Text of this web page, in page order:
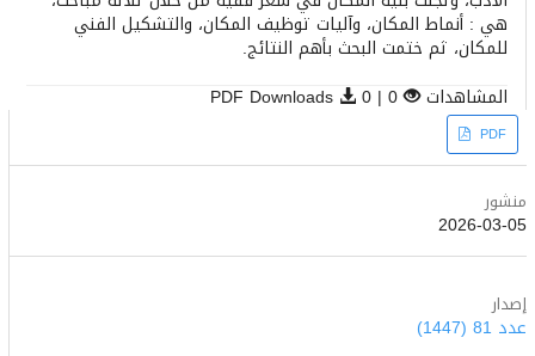
هي : أنماط المكان، وآليات توظيف المكان، والتشكيل الفني
للمكان، ثم ختمت البحث بأهم النتائج.
المشاهدات 0 | PDF Downloads
0 Article
Sidebar
PDF
منشور
2026-03-05
إصدار
عدد 81 (1447)